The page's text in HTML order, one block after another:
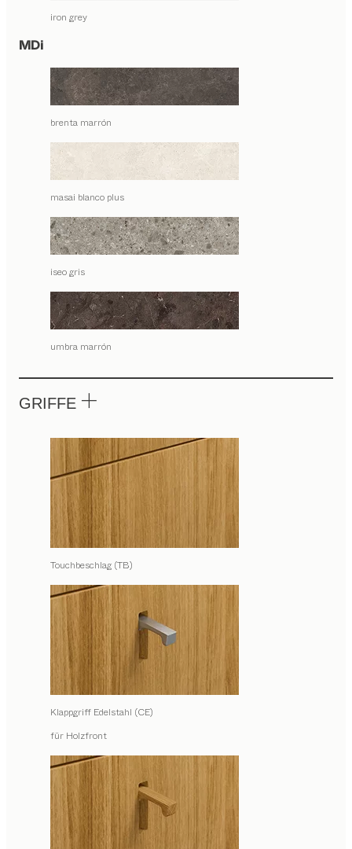
iron grey
MDi
brenta marrón
masai blanco plus
iseo gris
umbra marrón
GRIFFE
Touchbeschlag (TB)
Klappgriff Edelstahl (CE)
für Holzfront